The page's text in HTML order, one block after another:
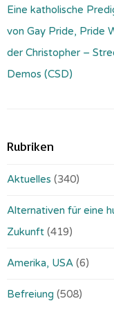
Eine katholische
von Gay Pride, Pride
der Christopher –
Demos (CSD)
Rubriken
Aktuelles (340)
Alternativen für eine
Zukunft (419)
Amerika, USA (6)
Befreiung (508)